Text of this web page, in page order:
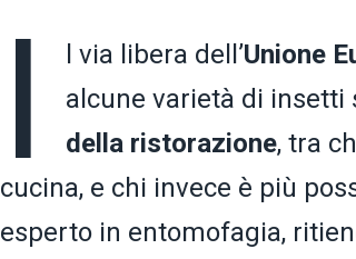
I l via libera dell’Unione
alcune varietà di insetti
della ristorazione, tra
cucina, e chi invece è più
esperto in entomofagia,